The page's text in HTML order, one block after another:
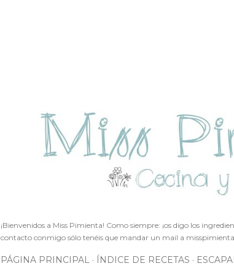
¡Bienvenidos a Miss Pimienta! Como siempre: ¡os digo los
contacto conmigo sólo tenéis que mandar un mail a
PÁGINA PRINCIPAL ÍNDICE DE RECETAS